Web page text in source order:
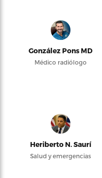
González Pons MD
Médico radiólogo
Heriberto N. Saurí
Salud y emergencias